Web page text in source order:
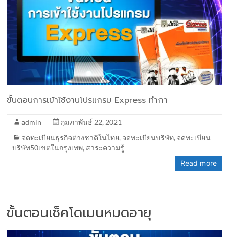
ขั้นตอนการเข้าใช้งานโปรแกรม Express ทำกา
admin
กุมภาพันธ์ 22, 2021
จดทะเบียนธุรกิจต่างชาติในไทย, จดทะเบียนบริษัท, จดทะเบียน
บริษัท50เขตในกรุงเทพ, สาระความรู้
Read more
ขั้นตอนเช็คโดเมนหมดอายุ